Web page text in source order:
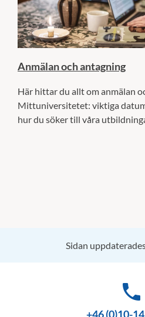
Anmälan och antagning
Här hittar du allt om anmälan
Mittuniversitetet: viktiga
hur du söker till våra
Sidan
phone
+46 (0)10-